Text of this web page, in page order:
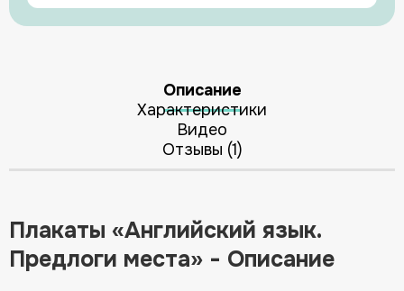
Описание
Характеристики
Видео
Отзывы (1)
Плакаты «Английский язык.
Предлоги места» - Описание